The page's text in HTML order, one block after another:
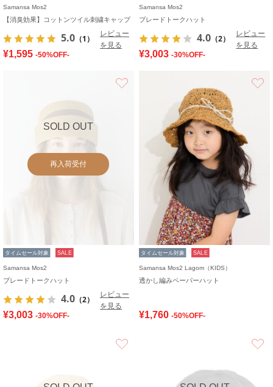
Samansa Mos2
【消臭効果】コットンツイル刺繍キャップ
5.0 （1）
レビュー
を見る
¥1,595 -50%OFF-
Samansa Mos2
ブレードトークハット
4.0 （2）
レビュー
を見る
¥3,003 -30%OFF-
SOLD OUT
再入荷受付
タイムセール対象 SALE
Samansa Mos2
ブレードトークハット
4.0 （2）
レビュー
を見る
¥3,003 -30%OFF-
タイムセール対象 SALE
Samansa Mos2 Lagom（KIDS）
透かし編みペーパーハット
¥1,760 -50%OFF-